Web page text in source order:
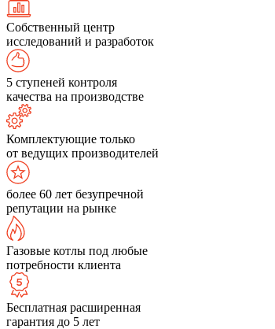
Собственный центр
исследований и разработок
5 ступеней контроля
качества на производстве
Комплектующие только
от ведущих производителей
более 60 лет безупречной
репутации на рынке
Газовые котлы под любые
потребности клиента
Бесплатная расширенная
гарантия до 5 лет